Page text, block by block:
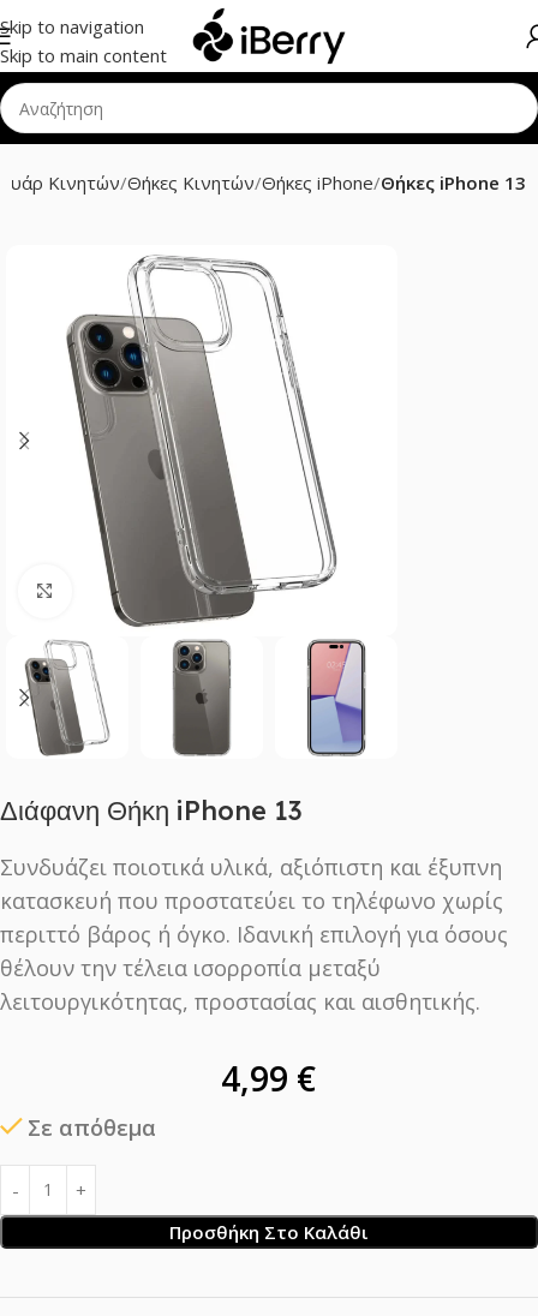
Skip to navigation
Skip to main content
Κινητών Θήκες Κινητών Θήκες iPhone Θήκες iPhone 13
Click to enlarge
Διάφανη Θήκη iPhone 13
Συνδυάζει ποιοτικά υλικά, αξιόπιστη και έξυπνη
κατασκευή που προστατεύει το τηλέφωνο χωρίς
περιττό βάρος ή όγκο. Ιδανική επιλογή για όσους
θέλουν την τέλεια ισορροπία μεταξύ
λειτουργικότητας, προστασίας και αισθητικής.
4,99 €
Σε απόθεμα
Προσθήκη Στο Καλάθι